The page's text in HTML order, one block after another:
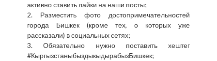
активно ставить лайки на наши посты;
2. Разместить фото достопримечательностей
города Бишкек (кроме тех, о которых уже
рассказали) в социальных сетях;
3. Обязательно нужно поставить хештег
#КыргызстаныбыздыкыдырабызБишкек;